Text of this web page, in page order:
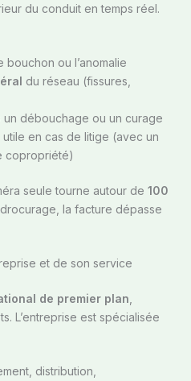
du conduit en temps réel.
bouchon ou l’anomalie
du réseau (fissures,
un débouchage ou un curage
utile en cas de litige (avec un
copropriété)
seule tourne autour de 100
la facture dépasse
et de son service
de premier plan
L’entreprise est spécialisée
distribution,